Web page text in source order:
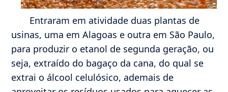
Entraram em atividade duas plantas de
usinas, uma em Alagoas e outra em São Paulo,
para produzir o etanol de segunda geração, ou
seja, extraído do bagaço da cana, do qual se
extrai o álcool celulósico, ademais de